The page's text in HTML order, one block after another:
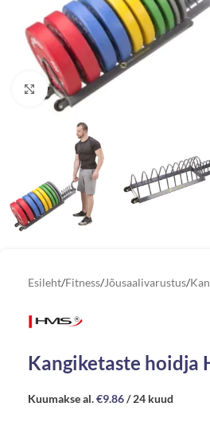
Vaata suuremat pilti
Esileht/Fitness/Jõusaalivarustus/
Kangiketaste hoidja
Kuumakse al.€9.86/ 24 kuud